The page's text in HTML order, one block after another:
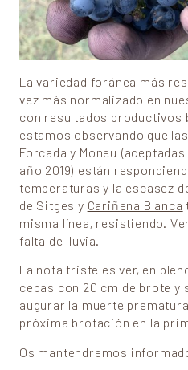
La variedad foránea más
vez más normalizado en
con resultados productivos
estamos observando que
Forcada y Moneu
año 2019) están
temperaturas y la escasez
de Sitges y Cariñena Blanca
misma línea, resistiendo.
falta de lluvia.
La nota triste es ver, en
cepas con 20 cm de brote y
augurar la muerte
próxima brotación en la
Os mantendremos